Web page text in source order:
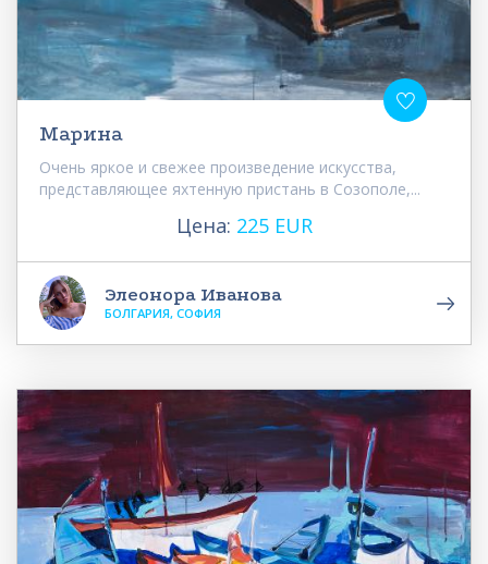
Марина
Очень яркое и свежее произведение искусства,
представляющее яхтенную пристань в Созополе,...
Цена: 225 EUR
Элеонора Иванова
БОЛГАРИЯ, СОФИЯ